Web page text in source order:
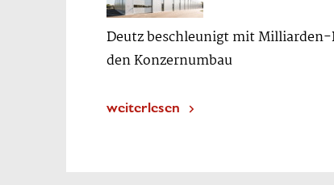
Deutz beschleunigt mit Milliarden-
den Konzernumbau
weiterlesen